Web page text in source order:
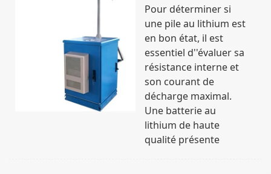
Pour déterminer si
une pile au lithium est
en bon état, il est
essentiel d''évaluer sa
résistance interne et
son courant de
décharge maximal.
Une batterie au
lithium de haute
qualité présente